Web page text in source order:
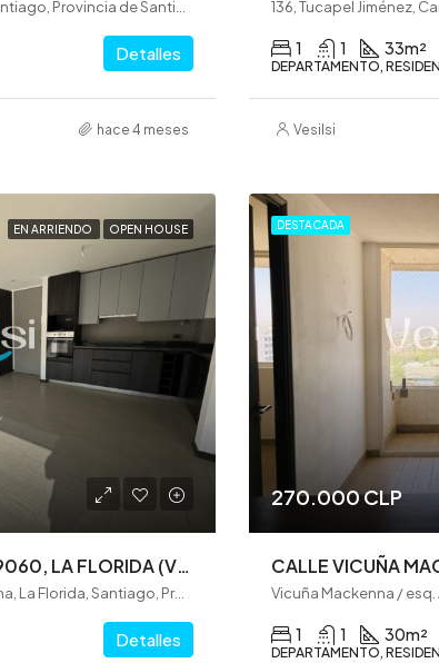
Detalles
hace 4 meses
1 1 33m²
DEPARTAMENTO,
Vesilsi
EN ARRIENDO OPEN HOUSE
AV. VICUÑA MACKENNA 9060, LA FLORIDA (VE0322)
9060, Avenida Vicuña Mackenna, La Florida, Santiago, Provincia de Santiago, Región Metropolitana de Santiago, 8320000, Chile
Detalles
DESTACADA
270.000 CLP
1 1 30m²
DEPARTAMENTO,